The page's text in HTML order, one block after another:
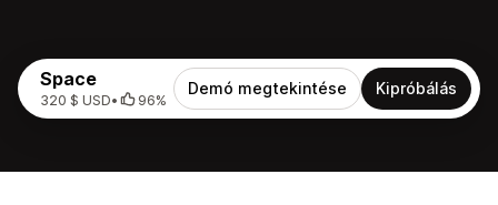
Space
320 $ USD• 96%
Demó megtekintése Kipróbálás